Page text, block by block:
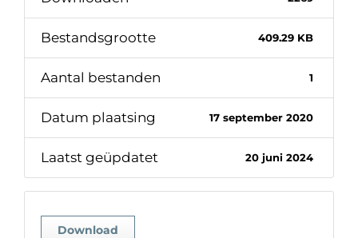
Bestandsgrootte 409.29 KB
Aantal bestanden 1
Datum plaatsing 17 september 2020
Laatst geüpdatet 20 juni 2024
Download